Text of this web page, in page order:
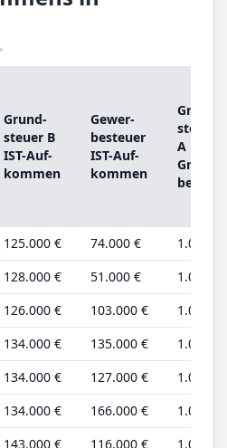
Grund­
steu­er B
IST-­Auf­
kom­men
Ge­wer­
be­steu­er
IST-­Auf­
kom­men
Grund­
steu­er
A
Grund­
be­trag
125.000 € 74.000 €
1.000 €
128.000 € 51.000 €
1.000 €
126.000 € 103.000 €
1.000 €
134.000 € 135.000 €
1.000 €
134.000 € 127.000 €
1.000 €
134.000 € 166.000 €
1.000 €
143.000 € 116.000 €
1.000 €